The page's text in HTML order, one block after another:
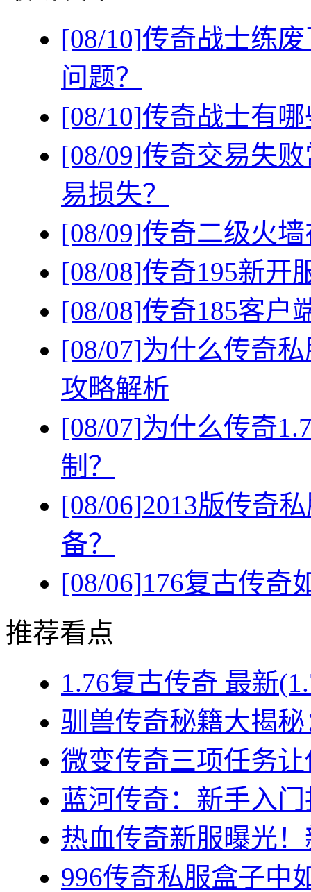
[08/10]传奇战士练
问题？
[08/10]传奇战士有
[08/09]传奇交易失
易损失？
[08/09]传奇二级火
[08/08]传奇195新开
[08/08]传奇185客户
[08/07]为什么传奇
攻略解析
[08/07]为什么传奇
制？
[08/06]2013版传奇
备？
[08/06]176复古传奇
推荐看点
1.76复古传奇 最新
驯兽传奇秘籍大揭
微变传奇三项任务
蓝河传奇：新手入
热血传奇新服曝光
996传奇私服盒子中